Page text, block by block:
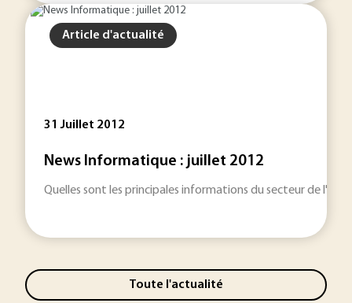
Article d'actualité
31 Juillet 2012
News Informatique : juillet 2012
Quelles sont les principales informations du secteur de
Toute l'actualité